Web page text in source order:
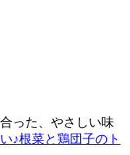
った、やさしい味
♪根菜と鶏団子のト